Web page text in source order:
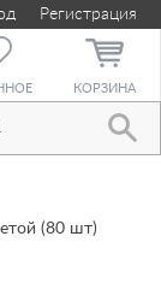
Регистрация
КОРЗИНА
(80 шт)